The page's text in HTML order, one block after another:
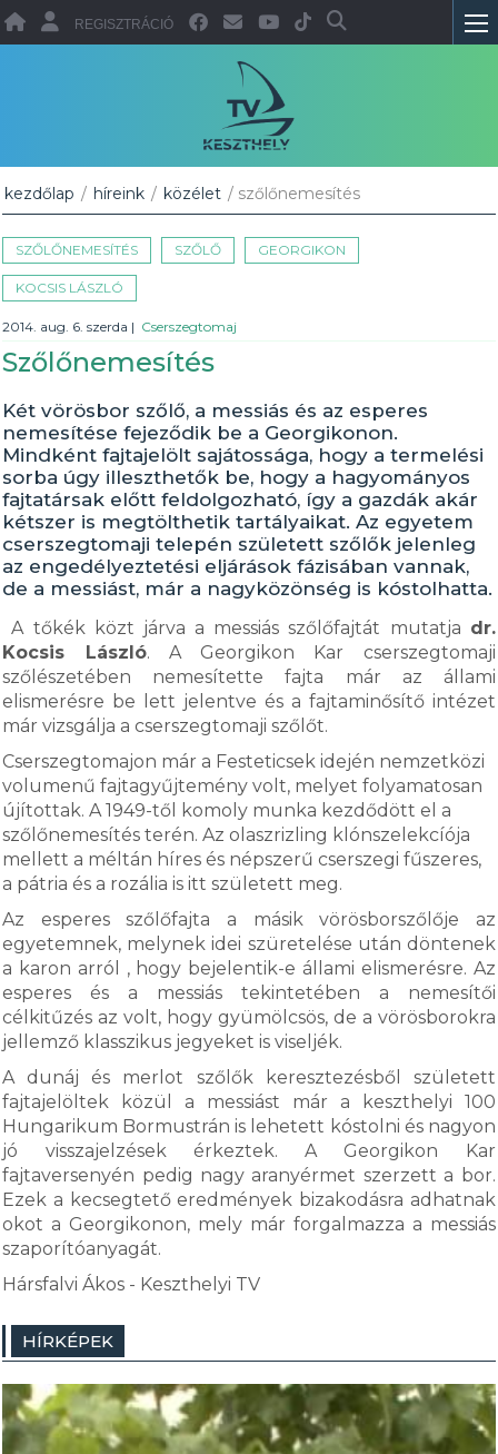
REGISZTRÁCIÓ
kezdőlap / híreink / közélet / szőlőnemesítés
SZŐLŐNEMESÍTÉS SZŐLŐ GEORGIKON
KOCSIS LÁSZLÓ
2014. aug. 6. szerda | Cserszegtomaj
Szőlőnemesítés
Két vörösbor szőlő, a messiás és az esperes
nemesítése fejeződik be a Georgikonon.
Mindként fajtajelölt sajátossága, hogy a termelési
sorba úgy illeszthetők be, hogy a hagyományos
fajtatársak előtt feldolgozható, így a gazdák akár
kétszer is megtölthetik tartályaikat. Az egyetem
cserszegtomaji telepén született szőlők jelenleg
az engedélyeztetési eljárások fázisában vannak,
de a messiást, már a nagyközönség is kóstolhatta.
A tőkék közt járva a messiás szőlőfajtát mutatja dr.
Kocsis László. A Georgikon Kar cserszegtomaji
szőlészetében nemesítette fajta már az állami
elismerésre be lett jelentve és a fajtaminősítő intézet
már vizsgálja a cserszegtomaji szőlőt.
Cserszegtomajon már a Festeticsek idején nemzetközi
volumenű fajtagyűjtemény volt, melyet folyamatosan
újítottak. A 1949-től komoly munka kezdődött el a
szőlőnemesítés terén. Az olaszrizling klónszelekcíója
mellett a méltán híres és népszerű cserszegi fűszeres,
a pátria és a rozália is itt született meg.
Az esperes szőlőfajta a másik vörösborszőlője az
egyetemnek, melynek idei szüretelése után döntenek
a karon arról , hogy bejelentik-e állami elismerésre. Az
esperes és a messiás tekintetében a nemesítői
célkitűzés az volt, hogy gyümölcsös, de a vörösborokra
jellemző klasszikus jegyeket is viseljék.
A dunáj és merlot szőlők keresztezésből született
fajtajelöltek közül a messiást már a keszthelyi 100
Hungarikum Bormustrán is lehetett kóstolni és nagyon
jó visszajelzések érkeztek. A Georgikon Kar
fajtaversenyén pedig nagy aranyérmet szerzett a bor.
Ezek a kecsegtető eredmények bizakodásra adhatnak
okot a Georgikonon, mely már forgalmazza a messiás
szaporítóanyagát.
Hársfalvi Ákos - Keszthelyi TV
HÍRKÉPEK